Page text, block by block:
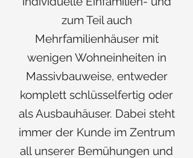
zum Teil auch
Mehrfamilienhäuser mit
wenigen Wohneinheiten in
Massivbauweise, entweder
komplett schlüsselfertig oder
als Ausbauhäuser. Dabei steht
immer der Kunde im Zentrum
all unserer Bemühungen und